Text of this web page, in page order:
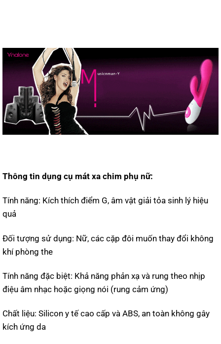
Thông tin dụng cụ mát xa chim phụ nữ:
Tính năng: Kích thích điểm G, âm vật giải tỏa sinh lý hiệu
quả
Đối tượng sử dụng: Nữ, các cặp đôi muốn thay đổi không
khí phòng the
Tính năng đặc biệt: Khả năng phản xạ và rung theo nhịp
điệu âm nhạc hoặc giọng nói (rung cảm ứng)
Chất liệu: Silicon y tế cao cấp và ABS, an toàn không gây
kích ứng da